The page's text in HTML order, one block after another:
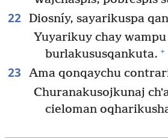
22 Diosníy, sayarikuspa
Yuyarikuy chay
burlakususqankuta. +
23
Ama qonqaychu
Churanakusojkunaj
cieloman